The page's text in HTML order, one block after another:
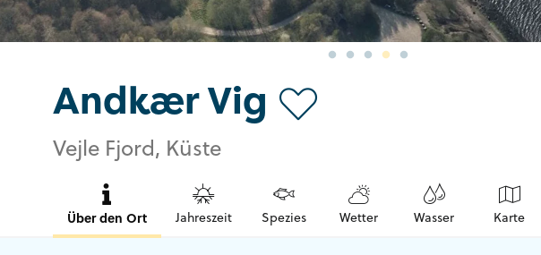
Andkær Vig
Vejle Fjord, Küste
Über den Ort Jahreszeit Spezies Wetter Wasser Karte